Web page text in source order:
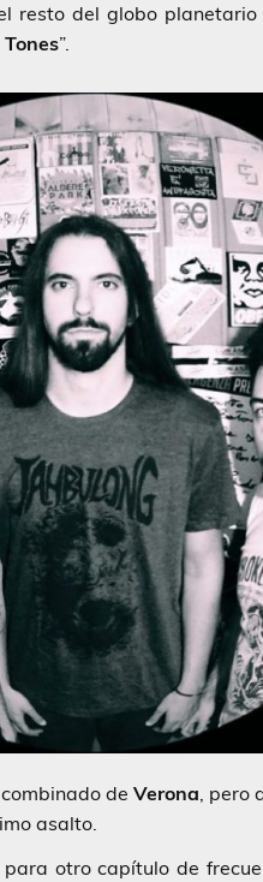
resto del globo
”.
de Verona, pero
asalto.
para otro capítulo de